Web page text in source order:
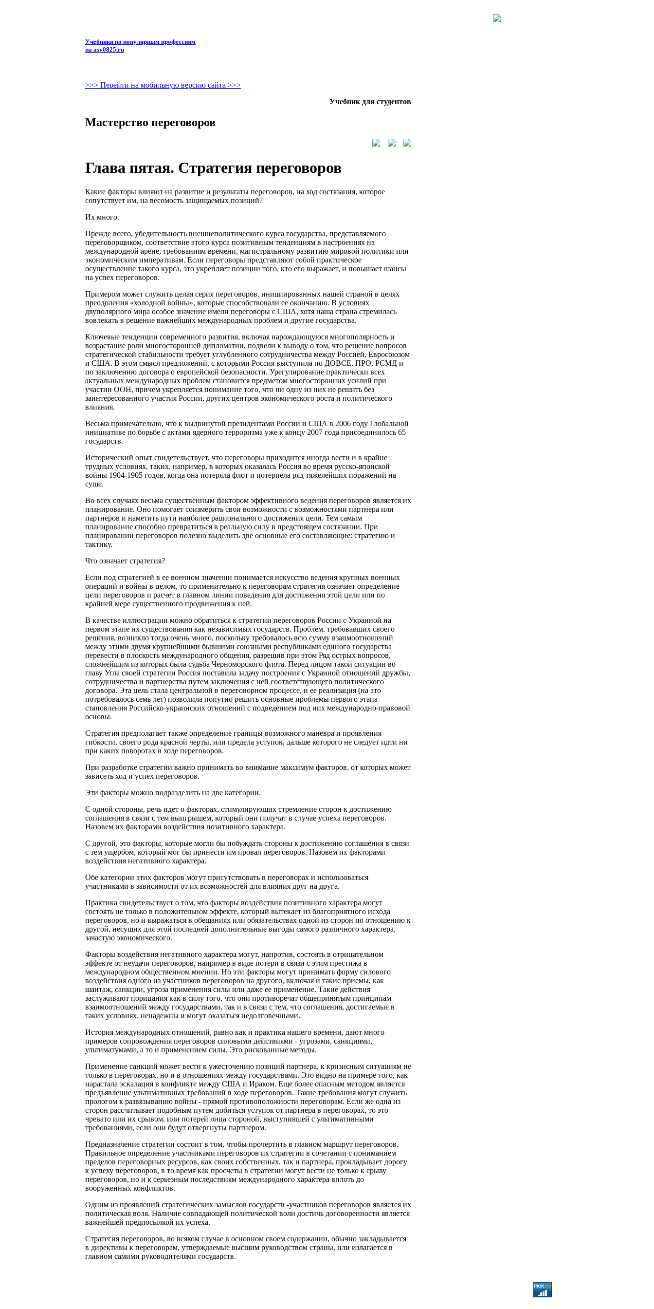
Учебники по популярным профессиям
на asv0825.ru
>>> Перейти на мобильную версию сайта >>>
Учебник для студентов
Мастерство переговоров
Глава пятая. Стратегия переговоров
Какие факторы влияют на развитие и результаты переговоров, на ход состязания, которое
сопутствует им, на весомость защищаемых позиций?
Их много.
Прежде всего, убедительность внешнеполитического курса государства, представляемого
переговорщиком, соответствие этого курса позитивным тенденциям в настроениях на
международной арене, требованиям времени, магистральному развитию мировой политики или
экономическим императивам. Если переговоры представляют собой практическое
осуществление такого курса, это укрепляет позиции того, кто его выражает, и повышает шансы
на успех переговоров.
Примером может служить целая серия переговоров, инициированных нашей страной в целях
преодоления «холодной войны», которые способствовали ее окончанию. В условиях
двуполярного мира особое значение имели переговоры с США, хотя наша страна стремилась
вовлекать в решение важнейших международных проблем и другие государства.
Ключевые тенденции современного развития, включая нарождающуюся многополярность и
возрастание роли многосторонней дипломатии, подвели к выводу о том, что решение вопросов
стратегической стабильности требует углубленного сотрудничества между Россией, Евросоюзом
и США. В этом смысл предложений, с которыми Россия выступила по ДОВСЕ, ПРО, РСМД и
по заключению договора о европейской безопасности. Урегулирование практически всех
актуальных международных проблем становится предметом многосторонних усилий при
участии ООН, причем укрепляется понимание того, что ни одну из них не решить без
заинтересованного участия России, других центров экономического роста и политического
влияния.
Весьма примечательно, что к выдвинутой президентами России и США в 2006 году Глобальной
инициативе по борьбе с актами ядерного терроризма уже к концу 2007 года присоединилось 65
государств.
Исторический опыт свидетельствует, что переговоры приходится иногда вести и в крайне
трудных условиях, таких, например, в которых оказалась Россия во время русско-японской
войны 1904-1905 годов, когда она потеряла флот и потерпела ряд тяжелейших поражений на
суше.
Во всех случаях весьма существенным фактором эффективного ведения переговоров является их
планирование. Оно помогает соизмерить свои возможности с возможностями партнера или
партнеров и наметить пути наиболее рационального достижения цели. Тем самым
планирование способно превратиться в реальную силу в предстоящем состязании. При
планировании переговоров полезно выделить две основные его составляющие: стратегию и
тактику.
Что означает стратегия?
Если под стратегией в ее военном значении понимается искусство ведения крупных военных
операций и войны в целом, то применительно к переговорам стратегия означает определение
цели переговоров и расчет в главном линии поведения для достижения этой цели или по
крайней мере существенного продвижения к ней.
В качестве иллюстрации можно обратиться к стратегии переговоров России с Украиной на
первом этапе их существования как независимых государств. Проблем, требовавших своего
решения, возникло тогда очень много, поскольку требовалось всю сумму взаимоотношений
между этими двумя крупнейшими бывшими союзными республиками единого государства
перевести в плоскость международного общения, разрешив при этом Ряд острых вопросов,
сложнейшим из которых была судьба Черноморского флота. Перед лицом такой ситуации во
главу Угла своей стратегии Россия поставила задачу построения с Украиной отношений дружбы,
сотрудничества и партнерства путем заключения с ней соответствующего политического
договора. Эта цель стала центральной в переговорном процессе, и ее реализация (на это
потребовалось семь лет) позволила попутно решить основные проблемы первого этапа
становления Российско-украинских отношений с подведением под них международно-правовой
основы.
Стратегия предполагает также определение границы возможного маневра и проявления
гибкости, своего рода красной черты, или предела уступок, дальше которого не следует идти ни
при каких поворотах в ходе переговоров.
При разработке стратегии важно принимать во внимание максимум факторов, от которых может
зависеть ход и успех переговоров.
Эти факторы можно подразделить на две категории.
С одной стороны, речь идет о факторах, стимулирующих стремление сторон к достижению
соглашения в связи с тем выигрышем, который они получат в случае успеха переговоров.
Назовем их факторами воздействия позитивного характера.
С другой, это факторы, которые могли бы побуждать стороны к достижению соглашения в связи
с тем ущербом, который мог бы принести им провал переговоров. Назовем их факторами
воздействия негативного характера.
Обе категории этих факторов могут присутствовать в переговорах и использоваться
участниками в зависимости от их возможностей для влияния друг на друга.
Практика свидетельствует о том, что факторы воздействия позитивного характера могут
состоять не только в положительном эффекте, который вытекает из благоприятного исхода
переговоров, но и выражаться в обещаниях или обязательствах одной из сторон по отношению к
другой, несущих для этой последней дополнительные выгоды самого различного характера,
зачастую экономического.
Факторы воздействия негативного характера могут, напротив, состоять в отрицательном
эффекте от неудачи переговоров, например в виде потери в связи с этим престижа в
международном общественном мнении. Но эти факторы могут принимать форму силового
воздействия одного из участников переговоров на другого, включая и такие приемы, как
шантаж, санкции, угроза применения силы или даже ее применение. Такие действия
заслуживают порицания как в силу того, что они противоречат общепринятым принципам
взаимоотношений между государствами, так и в связи с тем, что соглашения, достигаемые в
таких условиях, ненадежны и могут оказаться недолговечными.
История международных отношений, равно как и практика нашего времени, дают много
примеров сопровождения переговоров силовыми действиями - угрозами, санкциями,
ультиматумами, а то и применением силы. Это рискованные методы.
Применение санкций может вести к ужесточению позиций партнера, к кризисным ситуациям не
только в переговорах, но и в отношениях между государствами. Это видно на примере того, как
нарастала эскалация в конфликте между США и Ираком. Еще более опасным методом является
предъявление ультимативных требований в ходе переговоров. Такие требования могут служить
прологом к развязыванию войны - прямой противо­положности переговорам. Если же одна из
сторон рассчитывает подобным путем добиться уступок от партнера в переговорах, то это
чревато или их срывом, или потерей лица стороной, выступившей с ультимативными
требованиями, если они будут отвергнуты партнером.
Предназначение стратегии состоит в том, чтобы прочертить в главном маршрут переговоров.
Правильное определение участниками переговоров их стратегии в сочетании с пониманием
пределов переговорных ресурсов, как своих собственных, так и партнера, прокладывает дорогу
к успеху переговоров, в то время как просчеты в стратегии могут вести не только к срыву
переговоров, но и к серьезным последствиям международного характера вплоть до
вооруженных конфликтов.
Одним из проявлений стратегических замыслов государств -участников переговоров является их
политическая воля. Наличие совпадающей политической воли достичь договоренности является
важнейшей предпосылкой их успеха.
Стратегия переговоров, во всяком случае в основном своем содержании, обычно закладывается
в директивы к переговорам, утверждаемые высшим руководством страны, или излагается в
главном самими руководителями государств.